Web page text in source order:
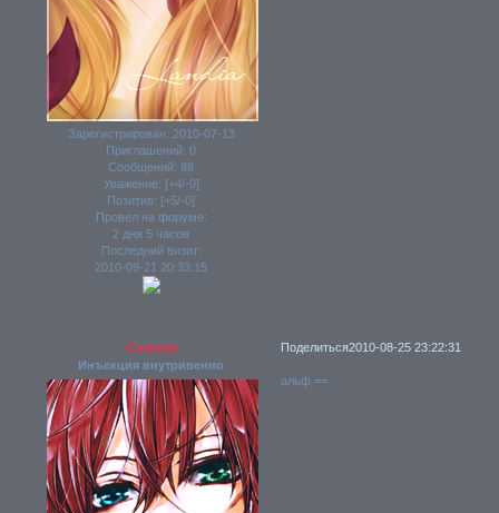
Зарегистрирован: 2010-07-13
Приглашений: 0
Сообщений: 88
Уважение: [+4/-0]
Позитив: [+5/-0]
Провел на форуме:
2 дня 5 часов
Последний визит:
2010-09-21 20:33:15
Поделиться2010-08-25 23:22:31
Семпер
Инъекция внутривенно
альф ==